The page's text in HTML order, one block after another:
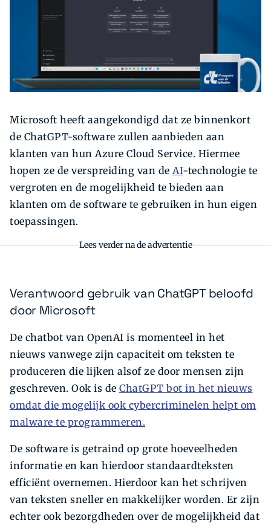
Zoeken
Microsoft heeft aangekondigd dat ze binnenkort
de ChatGPT-software zullen aanbieden aan
klanten van hun Azure Cloud Service. Hiermee
hopen ze de verspreiding van de AI-technologie te
vergroten en de mogelijkheid te bieden aan
klanten om de software te gebruiken in hun eigen
toepassingen.
Lees verder na de advertentie
Verantwoord gebruik van ChatGPT beloofd
door Microsoft
De chatbot van OpenAI is momenteel in het
nieuws vanwege zijn capaciteit om teksten te
produceren die lijken alsof ze door mensen zijn
geschreven. Ook is de ChatGPT bot in het nieuws
omdat die mogelijk ook cybercriminelen helpt om
malware te programmeren.
De software is getraind op grote hoeveelheden
informatie en kan hierdoor standaardteksten
efficiënt overnemen. Hierdoor kan het schrijven
van teksten sneller en makkelijker worden. Er zijn
echter ook bezorgdheden over de mogelijkheid dat